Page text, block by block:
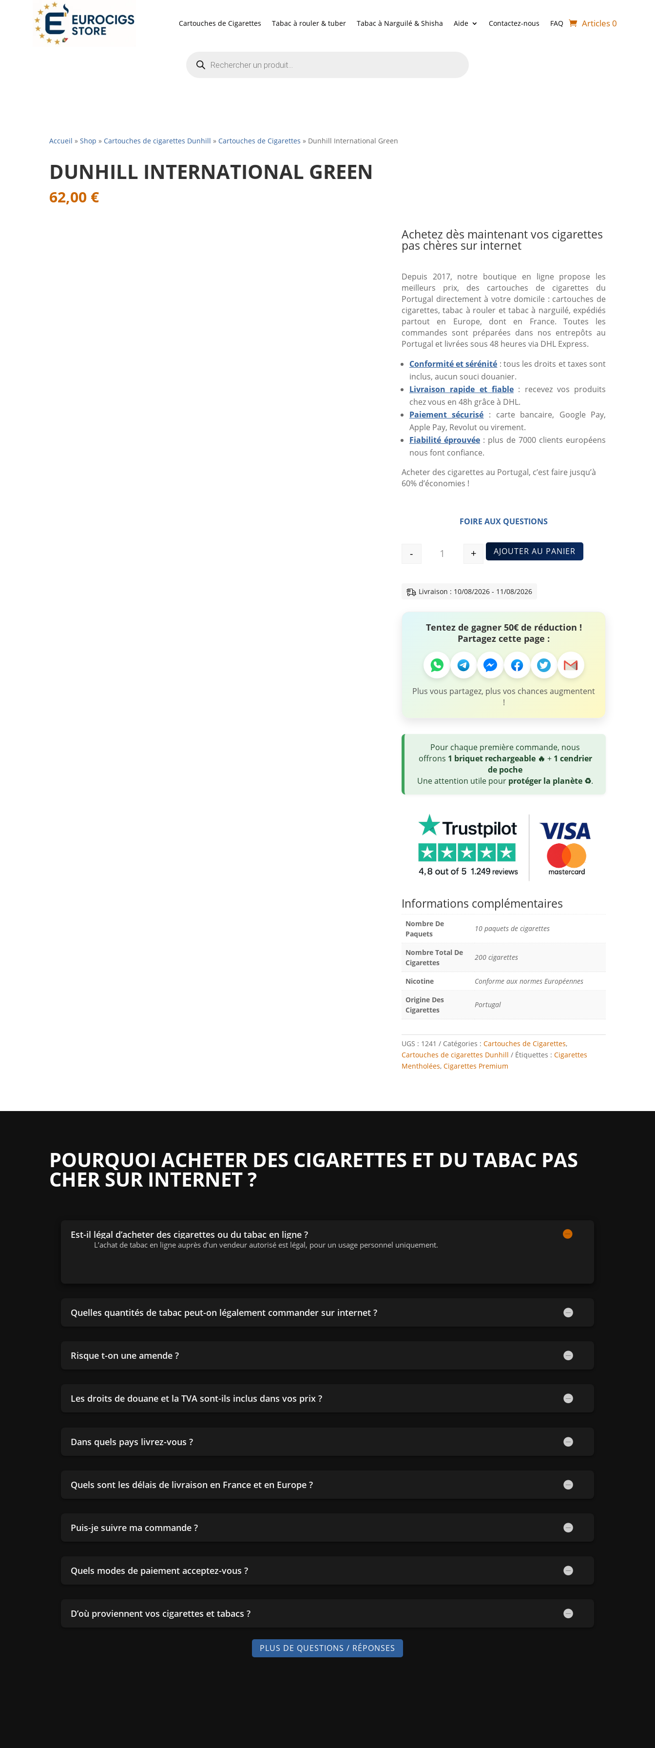
Cartouches de Cigarettes Tabac à rouler & tuber Tabac à Narguilé & Shisha Aide Contactez-nous FAQ Articles 0
produits
Accueil » Shop » Cartouches de cigarettes Dunhill » Cartouches de Cigarettes » Dunhill International Green
DUNHILL INTERNATIONAL GREEN
62,00 €
Achetez dès maintenant vos cigarettes
pas chères sur internet
Depuis 2017, notre boutique en ligne propose les
meilleurs prix, des cartouches de cigarettes du
Portugal directement à votre domicile : cartouches de
cigarettes, tabac à rouler et tabac à narguilé, expédiés
partout en Europe, dont en France. Toutes les
commandes sont préparées dans nos entrepôts au
Portugal et livrées sous 48 heures via DHL Express.
Conformité et sérénité : tous les droits et taxes sont
inclus, aucun souci douanier.
Livraison rapide et fiable: recevez vos produits
chez vous en 48h grâce à DHL.
Paiement sécurisé : carte bancaire, Google Pay,
Apple Pay, Revolut ou virement.
Fiabilité éprouvée: plus de 7000 clients européens
nous font confiance.
Acheter des cigarettes au Portugal, c’est faire jusqu’à
60% d’économies !
FOIRE AUX QUESTIONS
Quantité
- + AJOUTER AU PANIER
Livraison : 10/08/2026 - 11/08/2026
Tentez de gagner 50€ de réduction !
Partagez cette page :
Plus vous partagez, plus vos chances augmentent
!
Pour chaque première commande, nous
offrons 1 briquet rechargeable 🔥 + 1 cendrier
de poche
Une attention utile pour protéger la planète ♻️.
Informations complémentaires
Nombre De
Paquets
10 paquets de cigarettes
Nombre Total De
Cigarettes
200 cigarettes
Nicotine
Conforme aux normes Européennes
Origine Des
Cigarettes
Portugal
UGS : 1241 Catégories : Cartouches de Cigarettes,
Cartouches de cigarettes Dunhill
Étiquettes : Cigarettes
Mentholées, Cigarettes Premium
POURQUOI ACHETER DES CIGARETTES ET DU TABAC PAS
CHER SUR INTERNET ?
Est-il légal d’acheter des cigarettes ou du tabac en ligne ?
L’achat de tabac en ligne auprès d’un vendeur autorisé est légal, pour un usage personnel uniquement.
Quelles quantités de tabac peut-on légalement commander sur internet ?
Risque t-on une amende ?
Les droits de douane et la TVA sont-ils inclus dans vos prix ?
Dans quels pays livrez-vous ?
Quels sont les délais de livraison en France et en Europe ?
Puis-je suivre ma commande ?
Quels modes de paiement acceptez-vous ?
D’où proviennent vos cigarettes et tabacs ?
PLUS DE QUESTIONS / RÉPONSES